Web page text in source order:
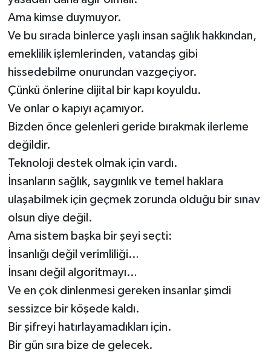
Ama kimse duymuyor.
Ve bu sırada binlerce yaşlı insan sağlık hakkından,
emeklilik işlemlerinden, vatandaş gibi
hissedebilme onurundan vazgeçiyor.
Çünkü önlerine dijital bir kapı koyuldu.
Ve onlar o kapıyı açamıyor.
Bizden önce gelenleri geride bırakmak ilerleme
değildir.
Teknoloji destek olmak için vardı.
İnsanların sağlık, saygınlık ve temel haklara
ulaşabilmek için geçmek zorunda olduğu bir sınav
olsun diye değil.
Ama sistem başka bir şeyi seçti:
İnsanlığı değil verimliliği…
İnsanı değil algoritmayı…
Ve en çok dinlenmesi gereken insanlar şimdi
sessizce bir köşede kaldı.
Bir şifreyi hatırlayamadıkları için.
Bir gün sıra bize de gelecek.